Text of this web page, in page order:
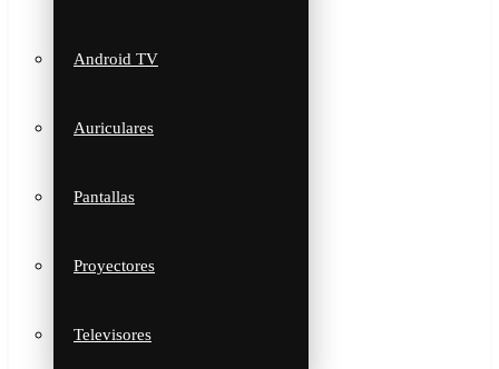
Android TV
Auriculares
Pantallas
Proyectores
Televisores